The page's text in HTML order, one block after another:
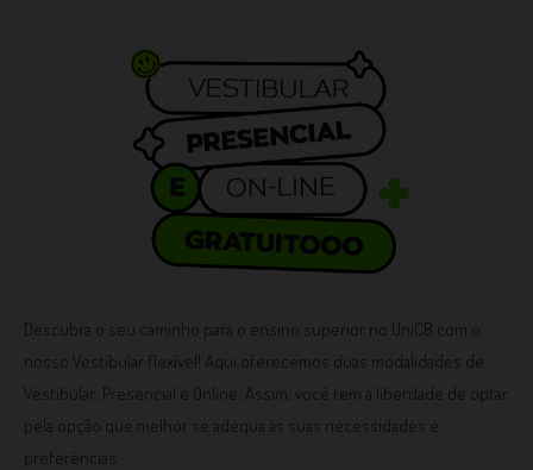
Descubra o seu caminho para o ensino superior no UniCB com o
nosso Vestibular flexível! Aqui oferecemos duas modalidades de
Vestibular: Presencial e Online. Assim, você tem a liberdade de optar
pela opção que melhor se adequa às suas necessidades e
preferências.